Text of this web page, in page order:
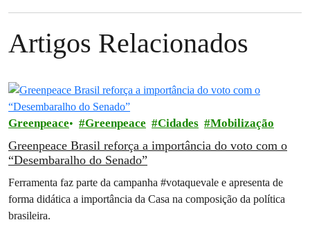
Artigos Relacionados
Greenpeace Greenpeace Cidades Mobilização
Greenpeace Brasil reforça a importância do voto com o
“Desembaralho do Senado”
Ferramenta faz parte da campanha #votaquevale e apresenta de
forma didática a importância da Casa na composição da política
brasileira.